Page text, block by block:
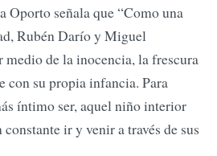
Oporto señala que “Como una
Rubén Darío y Miguel
medio de la inocencia, la frescura
con su propia infancia. Para
íntimo ser, aquel niño interior
ir y venir a través de sus